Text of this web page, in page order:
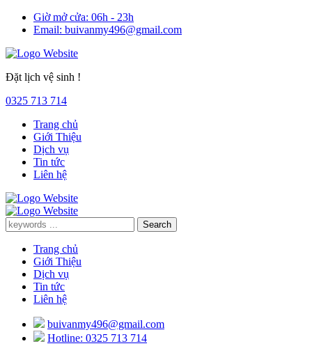
Giờ mở cửa: 06h - 23h
Email: buivanmy496@gmail.com
Đặt lịch vệ sinh !
0325 713 714
Trang chủ
Giới Thiệu
Dịch vụ
Tin tức
Liên hệ
Trang chủ
Giới Thiệu
Dịch vụ
Tin tức
Liên hệ
buivanmy496@gmail.com
Hotline: 0325 713 714